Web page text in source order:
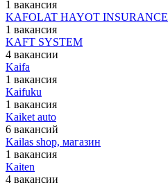
1 вакансия
KAFOLAT HAYOT INSURANCE
1 вакансия
KAFT SYSTEM
4 вакансии
Kaifa
1 вакансия
Kaifuku
1 вакансия
Kaiket auto
6 вакансий
Kailas shop, магазин
1 вакансия
Kaiten
4 вакансии